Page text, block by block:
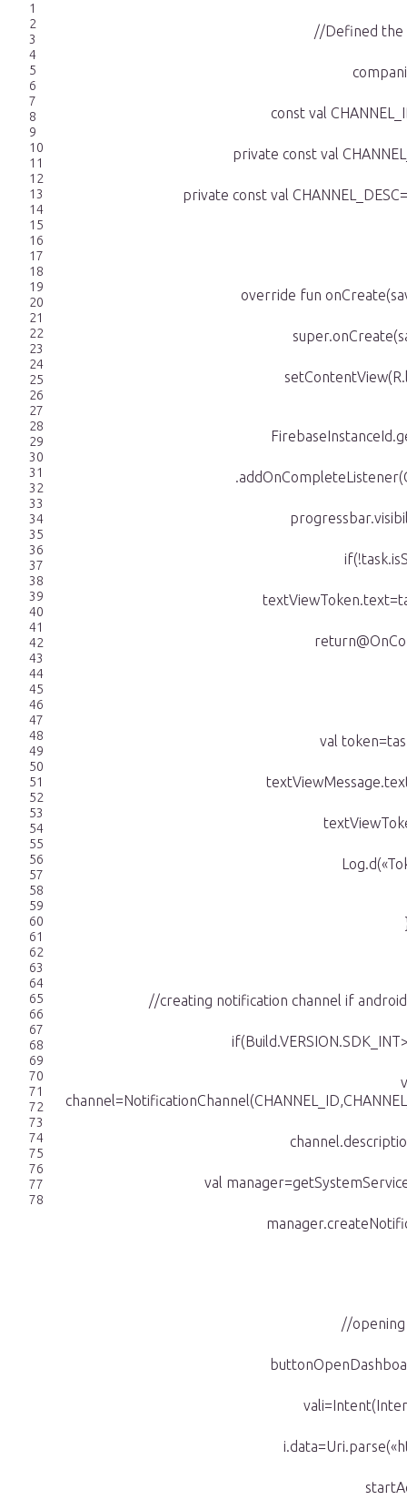
1
2
3
4
5
6
7
8
9
10
11
12
13
14
15
16
17
18
19
20
21
22
23
24
25
26
27
28
29
30
31
32
33
34
35
36
37
38
39
40
41
42
43
44
45
46
47
48
49
50
51
52
53
54
55
56
57
58
59
60
61
62
63
64
65
66
67
68
69
70
71
72
73
74
75
76
77
78
//Defined the
const val
private const val
private const val
override fun
val
//creating notification channel if
val
//